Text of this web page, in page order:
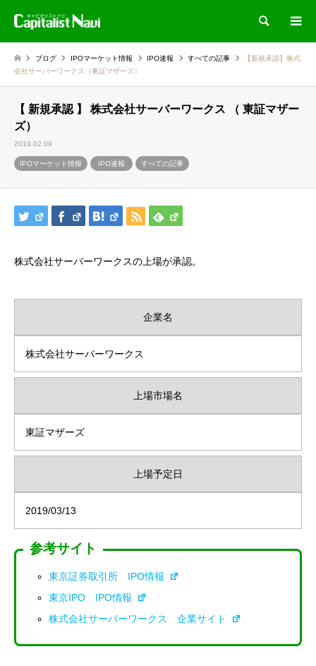
検索
ブログ IPOマーケット情報 IPO速報 すべての記事
【新規承認】株式
会社サーバーワークス（東証マザーズ）
【 新規承認 】 株式会社サーバーワークス （ 東証マザー
ズ）
2019.02.09
IPOマーケット情報 IPO速報 すべての記事
株式会社サーバーワークスの上場が承認。
企業名
株式会社サーバーワークス
上場市場名
東証マザーズ
上場予定日
2019/03/13
参考サイト
東京証券取引所 IPO情報
東京IPO IPO情報
株式会社サーバーワークス 企業サイト